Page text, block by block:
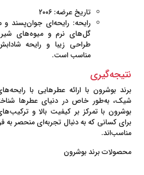
تاریخ عرضه:
رایحه: رایحه‌ای جوان‌پسند
گل‌های نرم و میوه‌های
طراحی زیبا و رایحه
مناسب است.
نتیجه‌گیری
برند بوشرون با ارائه عطرهایی با
شیک، به‌طور خاص در دنیای عطرها
بوشرون با تمرکز بر کیفیت بالا و
برای کسانی که به دنبال تجربه‌ای منحصر به
مناسب‌اند.
محصولات برند بوشرون